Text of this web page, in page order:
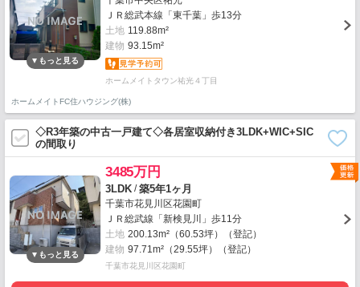
ＪＲ総武本線「東千葉」歩13分
土地 119.88m²
建物 93.15m²
ホームメイトタウン祐光４丁目
ホームメイトFC住ハウジング(株)
◇R3年築の中古一戸建て◇各居室収納付き3LDK+WIC+SIC
の間取り
3485万円
3LDK /築5年1ヶ月
千葉市花見川区花園町
ＪＲ総武線「新検見川」歩11分
土地 200.13m²（60.53坪）（登記）
建物 97.71m²（29.55坪）（登記）
千葉市花見川区花園町